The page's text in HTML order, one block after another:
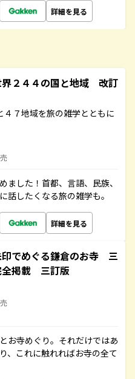
詳細を見る
２４４の国と地域 改訂
４７地域を旅の雑学とともに
ました！首都、言語、民族、
話したくなる旅の雑学も。
詳細を見る
でめぐる鎌倉のお寺 三
全掲載 三訂版
お寺めぐり。それだけではあ
、これに触れればお寺の全て